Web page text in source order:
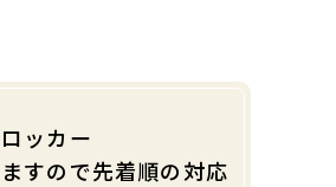
ッカー
すので先着順の対応